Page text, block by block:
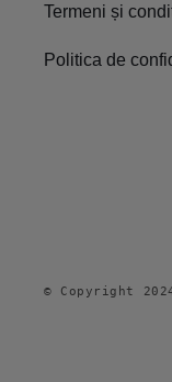
Termeni și
Politica de
© Copyright